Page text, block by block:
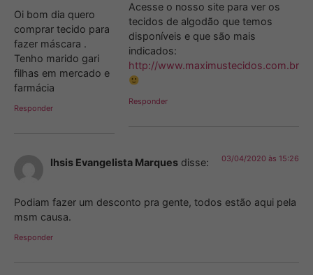
Oi bom dia quero
comprar tecido para
fazer máscara .
Tenho marido gari
filhas em mercado e
farmácia
Responder
Acesse o nosso site para ver os
tecidos de algodão que temos
disponíveis e que são mais
indicados:
http://www.maximustecidos.com.br
Responder
Ihsis Evangelista Marques disse: 03/04/2020 às 15:26
Podiam fazer um desconto pra gente, todos estão aqui pela
msm causa.
Responder